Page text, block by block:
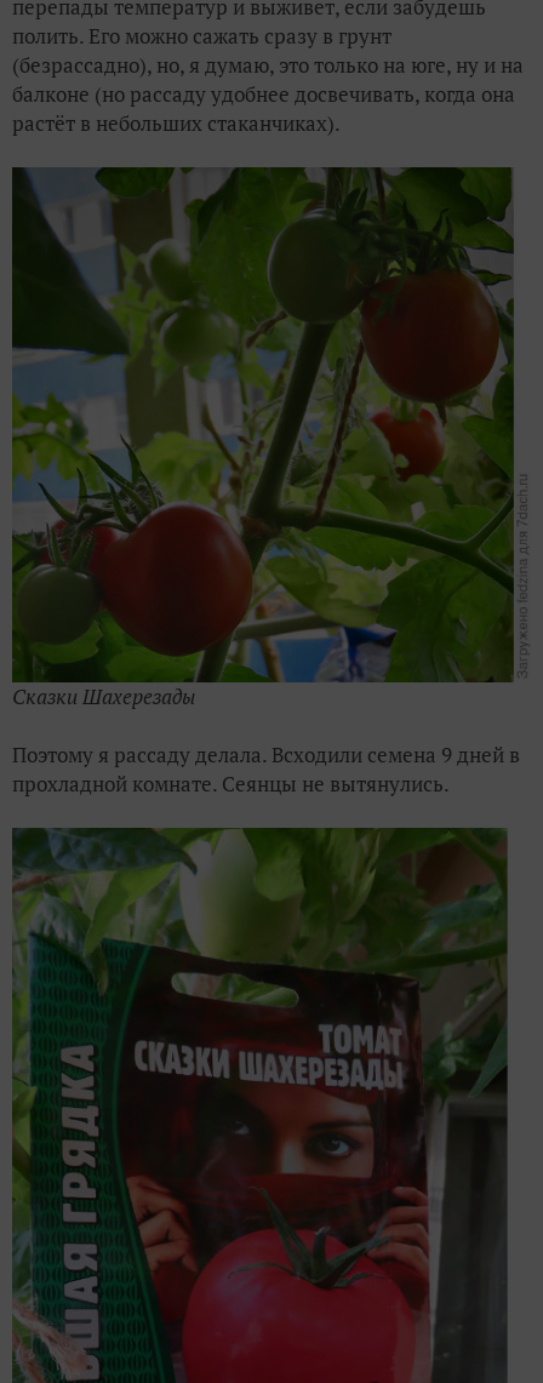
перепады температур и выживет, если забудешь
полить. Его можно сажать сразу в грунт
(безрассадно), но, я думаю, это только на юге, ну и на
балконе (но рассаду удобнее досвечивать, когда она
растёт в небольших стаканчиках).
Сказки Шахерезады
Поэтому я рассаду делала. Всходили семена 9 дней в
прохладной комнате. Сеянцы не вытянулись.